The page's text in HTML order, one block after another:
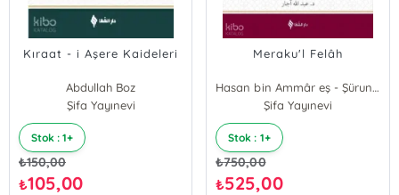
Kıraat - i Aşere Kaideleri
Abdullah Boz
Şifa Yayınevi
Stok : 1+
₺150,00
₺105,00
Meraku'l Felâh
Hasan bin Ammâr eş - Şürunbülâlî
Şifa Yayınevi
Stok : 1+
₺750,00
₺525,00